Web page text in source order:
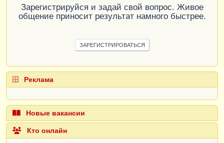
Зарегистрируйся и задай свой вопрос. Живое
общение приносит результат намного быстрее.
ЗАРЕГИСТРИРОВАТЬСЯ
Реклама
Новые вакансии
Кто онлайн